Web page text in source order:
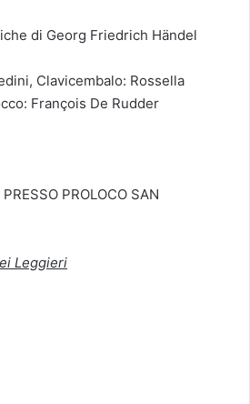
di Georg Friedrich Händel
Clavicembalo: Rossella
François De Rudder
PROLOCO SAN
Leggieri